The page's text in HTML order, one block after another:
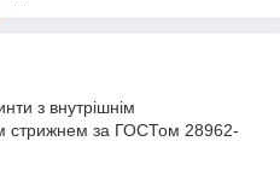
з внутрішнім
стрижнем за ГОСТом 28962-